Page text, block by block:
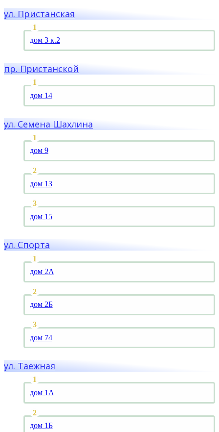
ул. Пристанская
дом 3 к.2
пр. Пристанской
дом 14
ул. Семена Шахлина
дом 9
дом 13
дом 15
ул. Спорта
дом 2А
дом 2Б
дом 74
ул. Таежная
дом 1А
дом 1Б